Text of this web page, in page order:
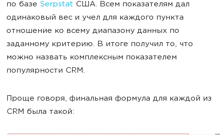
по базе Serpstat США. Всем показателям дал
одинаковый вес и учел для каждого пункта
отношение ко всему диапазону данных по
заданному критерию. В итоге получил то, что
можно назвать комплексным показателем
популярности CRM.
Проще говоря, финальная формула для каждой из
CRM была такой: